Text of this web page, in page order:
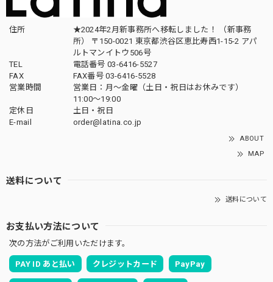
住所
★2024年2月新事務所へ移転しました！ （新事務
所） 〒150-0021 東京都渋谷区恵比寿西1-15-2 アパ
ルトマンイトウ506号
TEL
電話番号 03-6416-5527
FAX
FAX番号 03-6416-5528
営業時間
営業日：月〜金曜（土日・祝日はお休みです）
11:00〜19:00
定休日
土日・祝日
E-mail
order@latina.co.jp
ABOUT
MAP
送料について
送料について
お支払い方法について
次の方法がご利用いただけます。
PAY ID あと払い クレジットカード PayPay